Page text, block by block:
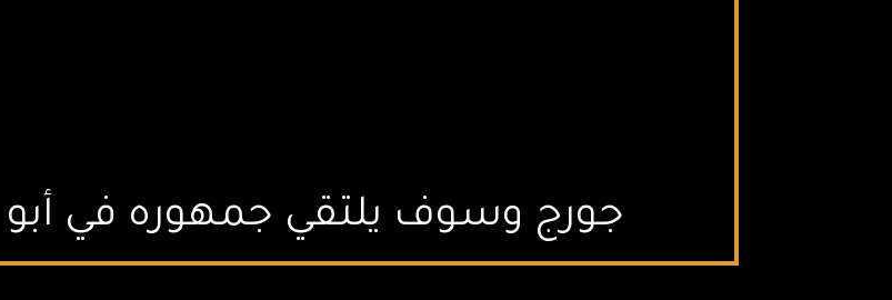
جورج وسوف يلتقي جمهوره في